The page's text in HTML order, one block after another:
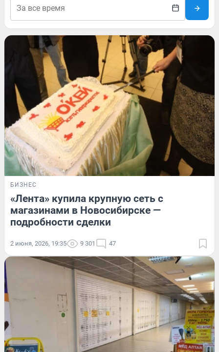
БИЗНЕС
«Лента» купила крупную сеть с
магазинами в Новосибирске —
подробности сделки
2 июня, 2026, 19:35 9 301 47